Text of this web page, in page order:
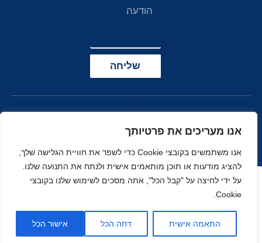
אנו מעריכים את פרטיותך
אנו משתמשים בקובצי Cookie כדי לשפר את חוויית הגלישה שלך,
להציג מודעות או תוכן מותאמים אישית ולנתח את התנועה שלנו.
על ידי לחיצה על "קבל הכל", אתה מסכים לשימוש שלנו בקובצי
Cookie.
התאמה אישית דחה הכל אישור הכל
שליחה
הצהרת נגישות
נוי
MOONART